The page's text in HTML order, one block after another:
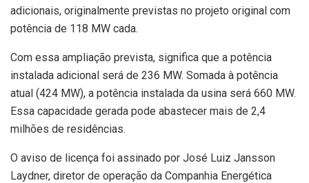
adicionais, originalmente previstas no projeto original com
potência de 118 MW cada.
Com essa ampliação prevista, significa que a potência
instalada adicional será de 236 MW. Somada à potência
atual (424 MW), a potência instalada da usina será 660 MW.
Essa capacidade gerada pode abastecer mais de 2,4
milhões de residências.
O aviso de licença foi assinado por José Luiz Jansson
Laydner, diretor de operação da Companhia Energética